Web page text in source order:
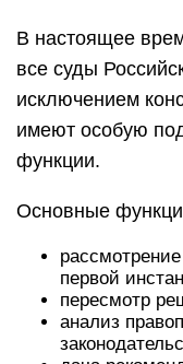
В настоящее
все суды
исключением
имеют особую
функции.
Основные
первой
пересмотр
анализ